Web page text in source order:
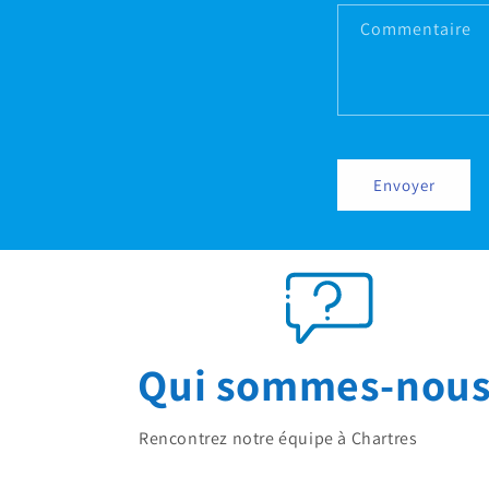
Commentaire
Envoyer
Qui sommes-
Rencontrez notre équipe à Chartres